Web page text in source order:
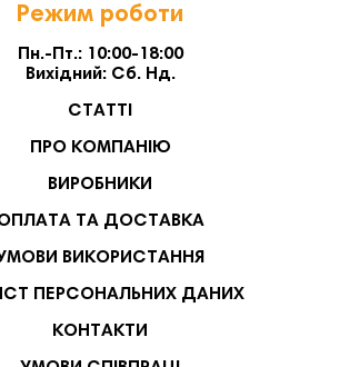
Режим роботи
Пн.-Пт.: 10:00-18:00
Вихідний: Сб. Нд.
СТАТТІ
ПРО КОМПАНІЮ
ВИРОБНИКИ
ТА ДОСТАВКА
ВИКОРИСТАННЯ
ПЕРСОНАЛЬНИХ ДАНИХ
КОНТАКТИ